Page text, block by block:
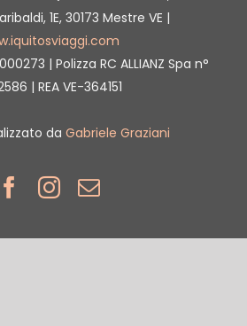
1E, 30173 Mestre VE |
| Polizza RC ALLIANZ Spa n°
| REA VE-364151
da Gabriele Graziani
Facebook
Instagram
Email